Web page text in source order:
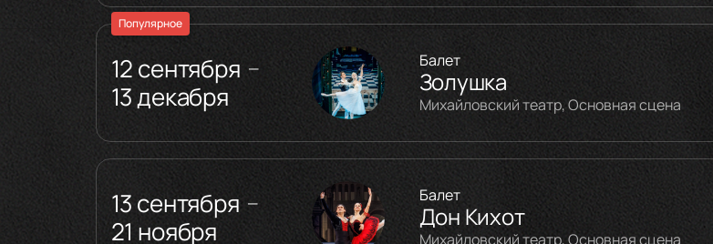
Популярное
12 сентября —
13 декабря
Балет
Золушка
Михайловский театр, Основная сцена
13 сентября —
21 ноября
Балет
Дон Кихот
Михайловский театр, Основная сцена